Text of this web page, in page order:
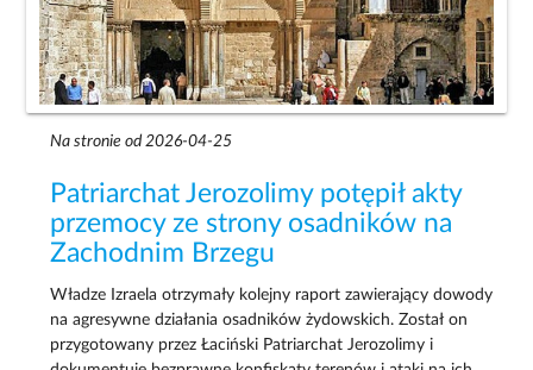
Na stronie od 2026-04-25
Patriarchat Jerozolimy potępił akty
przemocy ze strony osadników na
Zachodnim Brzegu
Władze Izraela otrzymały kolejny raport zawierający dowody
na agresywne działania osadników żydowskich. Został on
przygotowany przez Łaciński Patriarchat Jerozolimy i